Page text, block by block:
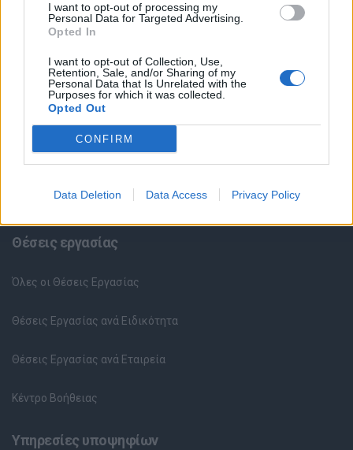
I want to opt-out of processing my
Personal Data for Targeted Advertising.
Opted In
I want to opt-out of Collection, Use,
Retention, Sale, and/or Sharing of my
Personal Data that Is Unrelated with the
Purposes for which it was collected.
Opted Out
CONFIRM
Data Deletion Data Access Privacy Policy
Θέσεις εργασίας
Όλες οι Θέσεις Εργασίας
Θέσεις Εργασίας ανά Ειδικότητα
Θέσεις Εργασίας ανά Εταιρεία
Κέντρο Βοήθειας
Υπηρεσίες υποψηφίων